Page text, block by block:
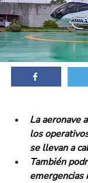
La aeronave
los
se llevan a
También
emergencias